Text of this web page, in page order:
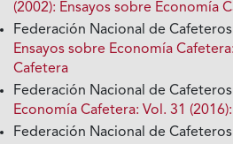
(2002): Ensayos sobre Economía
Federación Nacional de
Ensayos sobre Economía
Cafetera
Federación Nacional de
Economía Cafetera: Vol. 31
Federación Nacional de